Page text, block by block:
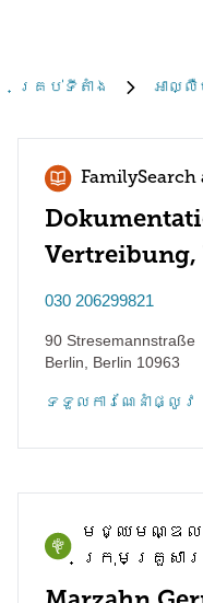
គ្រប់​ទីតាំង អាល្
FamilySearch
030 206299821
90 Stresemannstraße
Berlin
Berlin 10963
ទទួល​ការណែនាំ​ផ្លូវ
មជ្ឈមណ្ឌល​
ក្រុមគ្រួសារ